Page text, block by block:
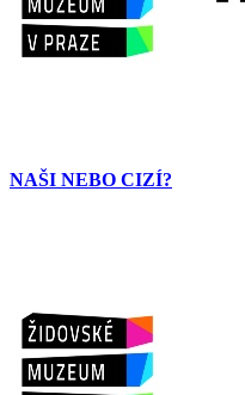
NAŠI NEBO CIZÍ?